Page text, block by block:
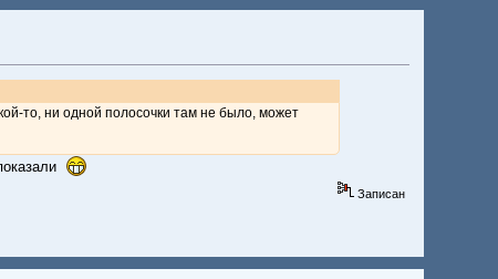
то, ни одной полосочки там не было, может
Записан